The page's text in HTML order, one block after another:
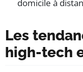
domicile à
Les
high-tech